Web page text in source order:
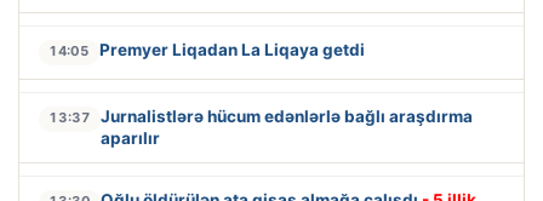
14:05 Premyer Liqadan La Liqaya getdi
13:37
Jurnalistlərə hücum edənlərlə bağlı araşdırma
aparılır